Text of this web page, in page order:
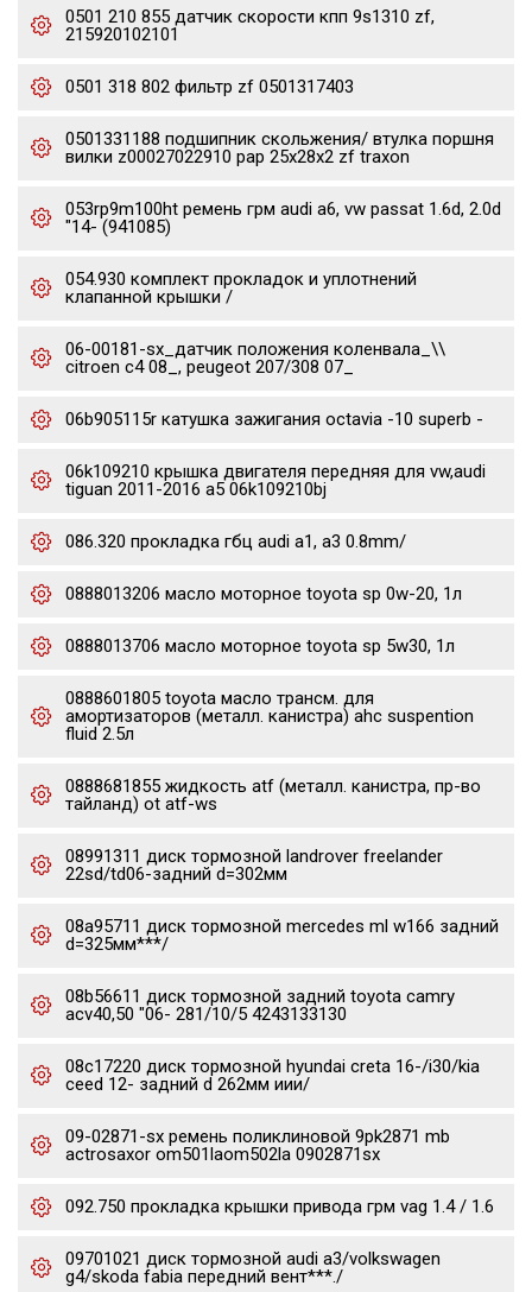
0501 210 855 датчик скорости кпп 9s1310 zf,
215920102101
0501 318 802 фильтр zf 0501317403
0501331188 подшипник скольжения/ втулка поршня
вилки z00027022910 pap 25x28x2 zf traxon
053rp9m100ht ремень грм audi a6, vw passat 1.6d, 2.0d
"14- (941085)
054.930 комплект прокладок и уплотнений
клапанной крышки /
06-00181-sx_датчик положения коленвала_\\
citroen c4 08_, peugeot 207/308 07_
06b905115r катушка зажигания octavia -10 superb -
06k109210 крышка двигателя передняя для vw,audi
tiguan 2011-2016 a5 06k109210bj
086.320 прокладка гбц audi a1, a3 0.8mm/
0888013206 масло моторное toyota sp 0w-20, 1л
0888013706 масло моторное toyota sp 5w30, 1л
0888601805 toyota масло трансм. для
амортизаторов (металл. канистра) ahc suspention
fluid 2.5л
0888681855 жидкость atf (металл. канистра, пр-во
тайланд) ot atf-ws
08991311 диск тормозной landrover freelander
22sd/td06-задний d=302мм
08a95711 диск тормозной mercedes ml w166 задний
d=325мм***/
08b56611 диск тормозной задний toyota camry
acv40,50 "06- 281/10/5 4243133130
08c17220 диск тормозной hyundai creta 16-/i30/kia
ceed 12- задний d 262мм иии/
09-02871-sx ремень поликлиновой 9pk2871 mb
actrosaxor om501laom502la 0902871sx
092.750 прокладка крышки привода грм vag 1.4 / 1.6
09701021 диск тормозной audi a3/volkswagen
g4/skoda fabia передний вент***./